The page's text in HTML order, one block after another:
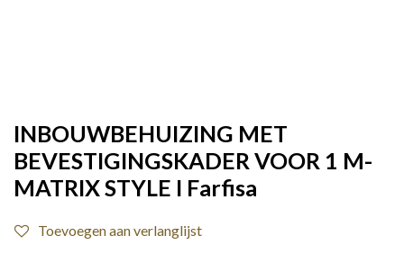
INBOUWBEHUIZING MET
BEVESTIGINGSKADER VOOR 1 M-
MATRIX STYLE I Farfisa
Toevoegen aan verlanglijst